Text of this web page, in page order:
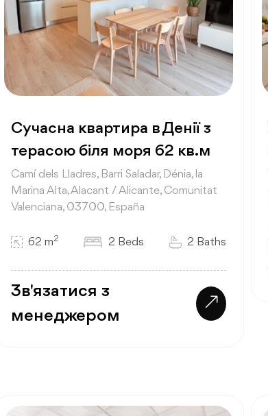
Сучасна квартира в Денії з
терасою біля моря 62 кв.м
Camí dels Lladres, Barri Saladar, Dénia, la
Marina Alta, Alacant / Alicante, Comunitat
Valenciana, 03700, España
62 m2 2 Beds 2 Baths
Зв'язатися з
менеджером